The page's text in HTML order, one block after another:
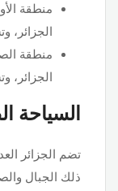
منطقة
الجزائر،
منطقة
الجزائر،
السياحة
تضم الجزائر
ذلك الجبال